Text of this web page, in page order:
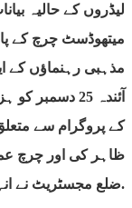
لیڈروں کے حالیہ
میتھوڈسٹ چرچ کے
مذہبی رہنماؤں کے
آئندہ 25
کے پروگرام سے
ظاہر کی اور چرچ
ضلع مجسٹریٹ نے انہیں مکمل سیکورٹی کا یقین دلایا.